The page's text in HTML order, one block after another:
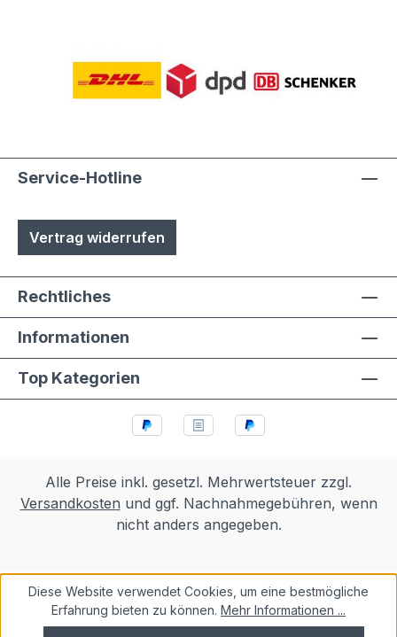
Service-Hotline
Vertrag widerrufen
Rechtliches
Informationen
Top Kategorien
Alle Preise inkl. gesetzl. Mehrwertsteuer zzgl.
Versandkosten und ggf. Nachnahmegebühren, wenn
nicht anders angegeben.
Diese Website verwendet Cookies, um eine bestmögliche
Erfahrung bieten zu können. Mehr Informationen ...